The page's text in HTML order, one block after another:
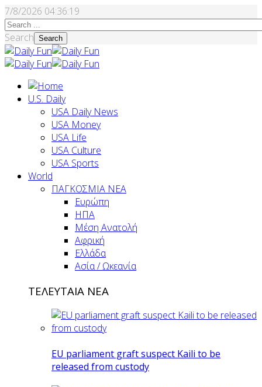
7/8/2026 04:36:20
Search Search
U.S. Daily
USA Daily News
USA Money
USA Life
USA Culture
USA Sports
World
ΠΑΓΚΟΣΜΙΑ ΝΕΑ
Ευρώπη
ΗΠΑ
Μέση Ανατολή
Αφρική
Ελλάδα
Ασία / Ωκεανία
ΤΕΛΕΥΤΑΙΑ ΝΕΑ
EU parliament graft suspect Kaili to be
released from custody